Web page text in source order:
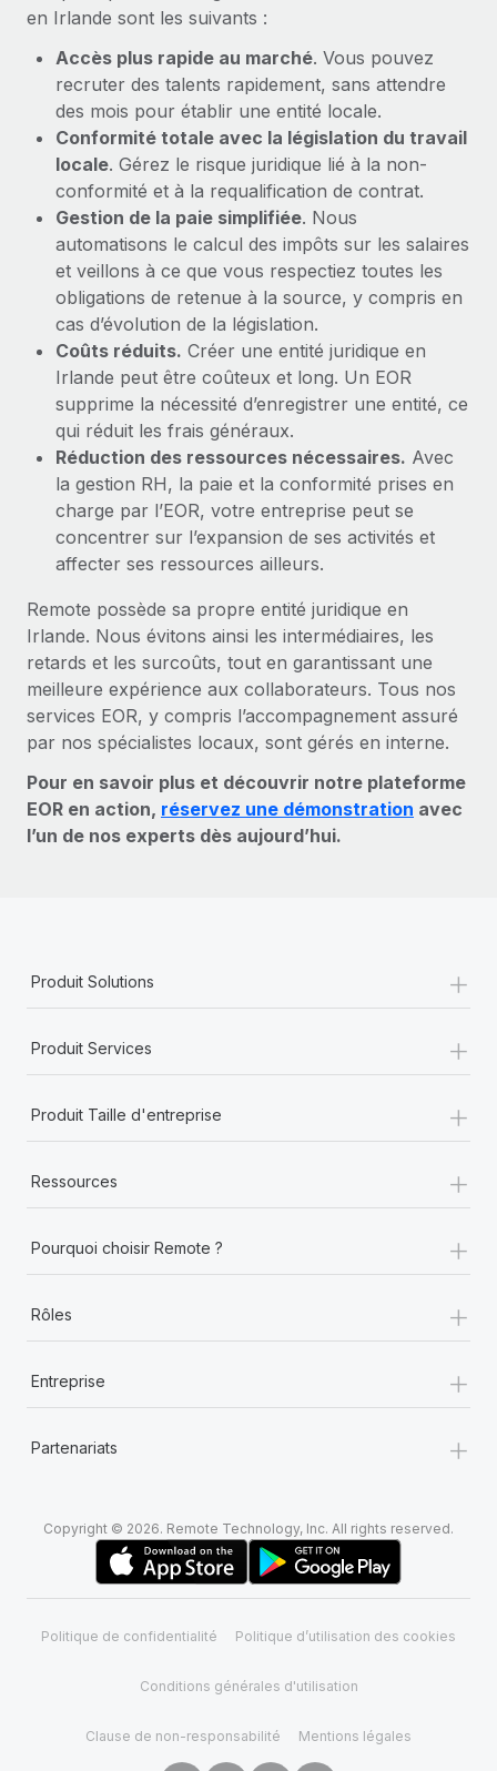
en Irlande sont les suivants :
Accès plus rapide au marché. Vous pouvez
recruter des talents rapidement, sans attendre
des mois pour établir une entité locale.
Conformité totale avec la législation du travail
locale. Gérez le risque juridique lié à la non-
conformité et à la requalification de contrat.
Gestion de la paie simplifiée. Nous
automatisons le calcul des impôts sur les salaires
et veillons à ce que vous respectiez toutes les
obligations de retenue à la source, y compris en
cas d’évolution de la législation.
Coûts réduits. Créer une entité juridique en
Irlande peut être coûteux et long. Un EOR
supprime la nécessité d’enregistrer une entité, ce
qui réduit les frais généraux.
Réduction des ressources nécessaires. Avec
la gestion RH, la paie et la conformité prises en
charge par l’EOR, votre entreprise peut se
concentrer sur l’expansion de ses activités et
affecter ses ressources ailleurs.
Remote possède sa propre entité juridique en
Irlande. Nous évitons ainsi les intermédiaires, les
retards et les surcoûts, tout en garantissant une
meilleure expérience aux collaborateurs. Tous nos
services EOR, y compris l’accompagnement assuré
par nos spécialistes locaux, sont gérés en interne.
Pour en savoir plus et découvrir notre plateforme
EOR en action, réservez une démonstration avec
l’un de nos experts dès aujourd’hui.
Produit Solutions +
Produit Services +
Produit Taille d'entreprise +
Ressources +
Pourquoi choisir Remote ? +
Rôles +
Entreprise +
Partenariats +
Copyright © 2026. Remote Technology, Inc. All rights reserved.
Politique de confidentialité Politique d’utilisation des cookies
Conditions générales d'utilisation
Clause de non-responsabilité Mentions légales